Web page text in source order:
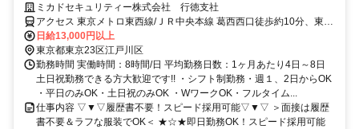
ミカドセキュリティー株式会社 行徳支社
アクセス 東京メトロ東西線/ＪＲ中央本線 葛西西口徒歩約10分、東京
メトロ東西線/東葉高速線 西葛西北口徒歩約12分、都営新宿線 船堀南
口徒歩約33分
日給13,000円以上
東京都東京23区江戸川区
勤務時間 実働時間：8時間/日 平均勤務日数：1ヶ月あたり4日～8日
土日祝勤務できる方大歓迎です!! ・シフト制勤務・週１、2日からOK
・平日のみOK・土日祝のみOK ・WワークOK・フルタイム...
仕事内容 ▽▼▽履歴書不要！スピード採用可能▽▼▽ ＞面接は履歴
書不要＆ラフな服装でOK＜ ★☆★即日勤務OK！スピード採用可能